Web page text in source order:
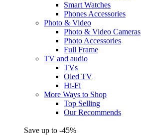
Smart Watches
Phones Accessories
Photo & Video
Photo & Video Cameras
Photo Accessories
Full Frame
TV and audio
TVs
Oled TV
Hi-Fi
More Ways to Shop
Top Selling
Our Recommends
Save up to -45%